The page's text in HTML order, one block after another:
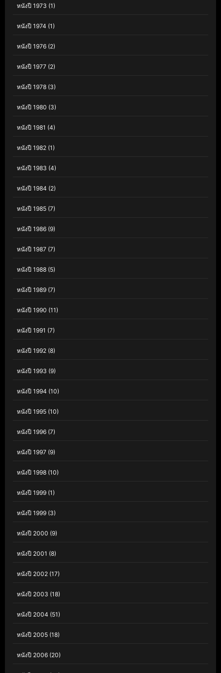
หนังปี 1973 (1)
หนังปี 1974 (1)
หนังปี 1976 (2)
หนังปี 1977 (2)
หนังปี 1978 (3)
หนังปี 1980 (3)
หนังปี 1981 (4)
หนังปี 1982 (1)
หนังปี 1983 (4)
หนังปี 1984 (2)
หนังปี 1985 (7)
หนังปี 1986 (9)
หนังปี 1987 (7)
หนังปี 1988 (5)
หนังปี 1989 (7)
หนังปี 1990 (11)
หนังปี 1991 (7)
หนังปี 1992 (8)
หนังปี 1993 (9)
หนังปี 1994 (10)
หนังปี 1995 (10)
หนังปี 1996 (7)
หนังปี 1997 (9)
หนังปี 1998 (10)
หนังปี 1999 (1)
หนังปี 1999 (3)
หนังปี 2000 (9)
หนังปี 2001 (8)
หนังปี 2002 (17)
หนังปี 2003 (18)
หนังปี 2004 (51)
หนังปี 2005 (18)
หนังปี 2006 (20)